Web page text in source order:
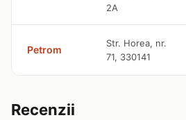
2A
Petrom
Str. Horea, nr.
71, 330141
Recenzii